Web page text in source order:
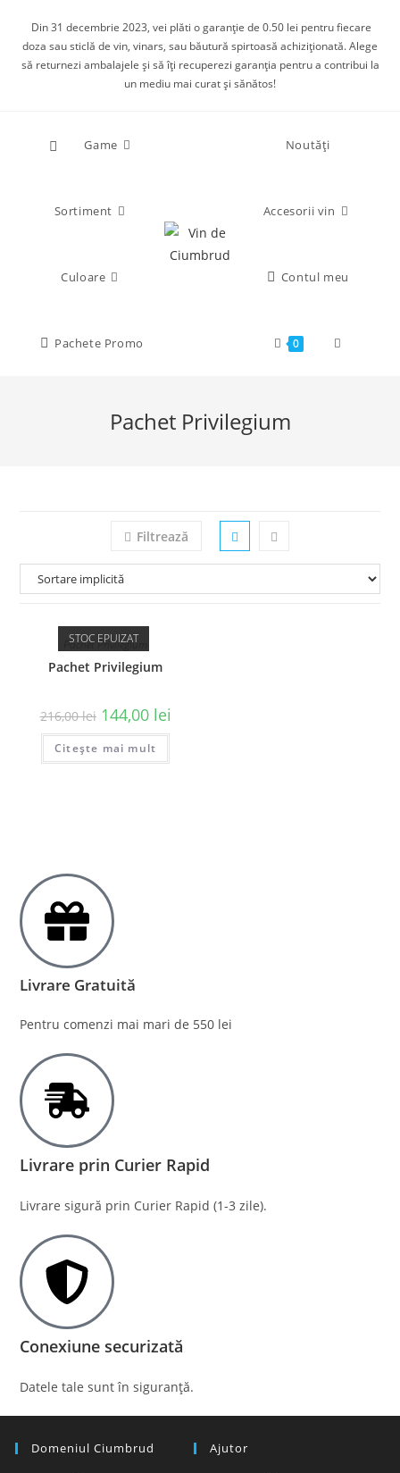
Din 31 decembrie 2023, vei plăti o garanție de 0.50 lei pentru fiecare
doza sau sticlă de vin, vinars, sau băutură spirtoasă achiziționată. Alege
să returnezi ambalajele și să îți recuperezi garanția pentru a contribui la
un mediu mai curat și sănătos!
Game
Sortiment
Culoare
Pachete Promo
Noutăți
Accesorii vin
Contul meu
0
Pachet Privilegium
Filtrează
STOC EPUIZAT
Pachet Privilegium
Pachet Privilegium
216,00lei 144,00 lei
Citește mai mult
Livrare Gratuită
Pentru comenzi mai mari de 550 lei
Livrare prin Curier Rapid
Livrare sigură prin Curier Rapid (1-3 zile).
Conexiune securizată
Datele tale sunt în siguranță.
Domeniul Ciumbrud Ajutor